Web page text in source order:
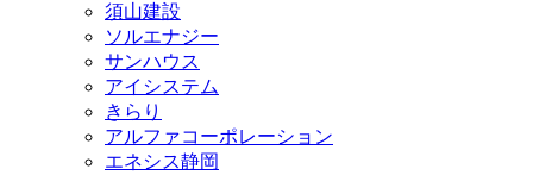
須山建設
ソルエナジー
サンハウス
アイシステム
きらり
アルファコーポレーション
エネシス静岡